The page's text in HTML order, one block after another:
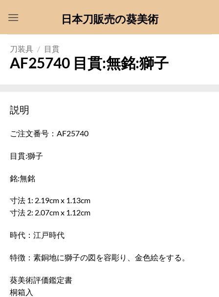
日本刀販売の葵美術
刀装具 / 目貫
AF25740 目貫:無銘:獅子
説明
ご注文番号：AF25740
目貫:獅子
銘:無銘
寸法 1: 2.19cm x 1.13cm
寸法 2: 2.07cm x 1.12cm
時代：江戸時代
特徴：素銅地に獅子の図を容彫り、金色絵をする。
葵美術評価鑑定書
桐箱入